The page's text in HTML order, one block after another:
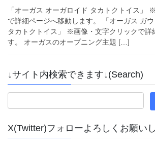
「オーガス オーガロイド タカトクトイス」
で詳細ページへ移動します。 「オーガス ガ
タカトクトイス」 ※画像・文字クリックで詳
す。 オーガスのオープニング主題 […]
↓サイト内検索できます↓(Search)
X(Twitter)フォローよろしくお願い